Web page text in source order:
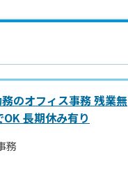
のオフィス事務 残業無
長期休み有り
務